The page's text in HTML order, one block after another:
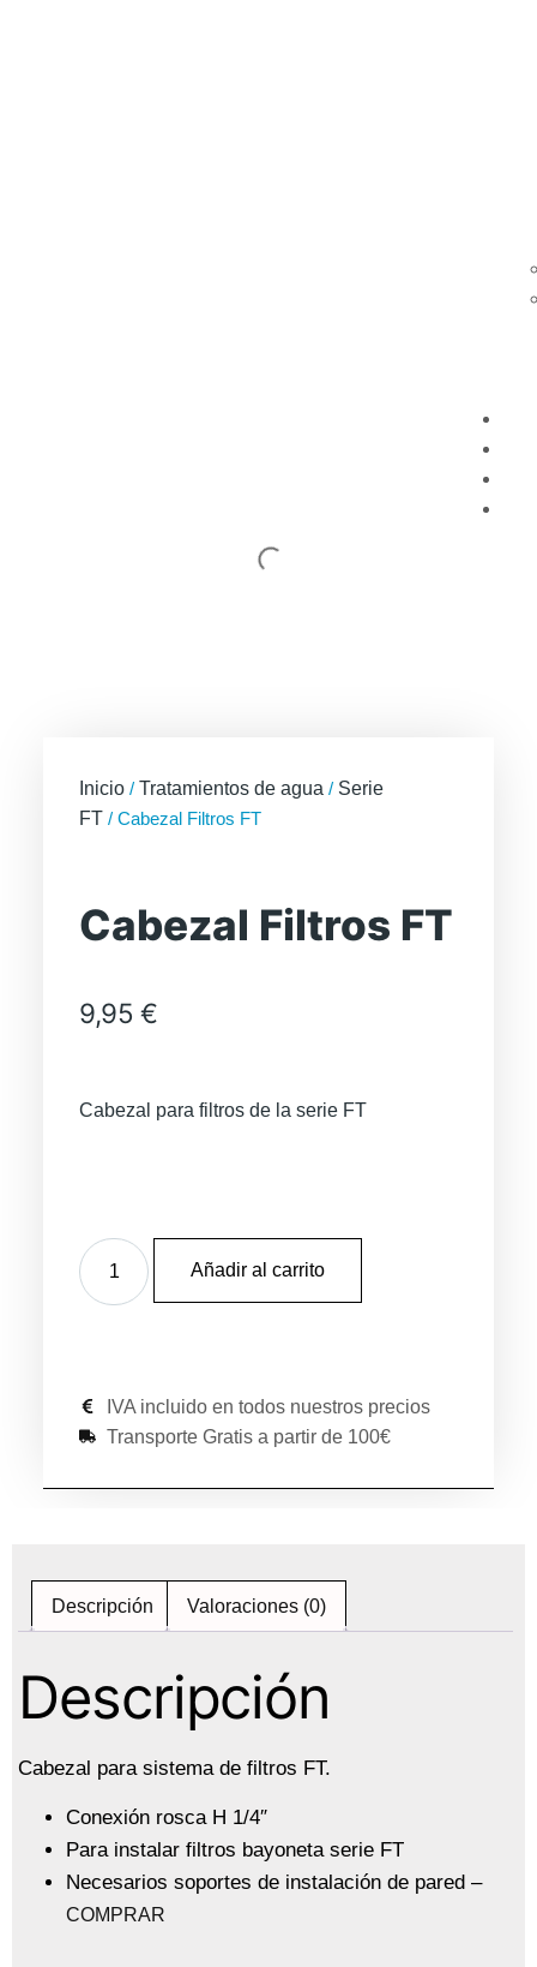
Inicio /Tratamientos de agua / Serie
FT / Cabezal Filtros FT
Cabezal Filtros FT
9,95 €
Cabezal para filtros de la serie FT
Añadir al carrito
IVA incluido en todos nuestros precios
Transporte Gratis a partir de 100€
Descripción Valoraciones (0)
Descripción
Cabezal para sistema de filtros FT.
Conexión rosca H 1/4″
Para instalar filtros bayoneta serie FT
Necesarios soportes de instalación de pared –
COMPRAR